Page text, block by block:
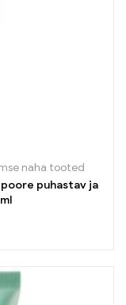
naha tooted
puhastav ja